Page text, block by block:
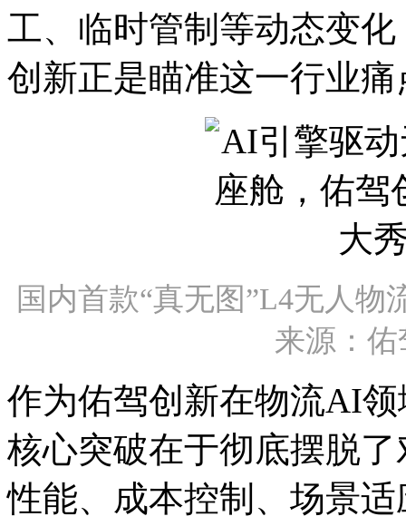
工、临时管制等动态变
创新正是瞄准这一行业
国内首款“真无图”L4无人物
来源：
作为佑驾创新在物流AI
核心突破在于彻底摆脱
性能、成本控制、场景